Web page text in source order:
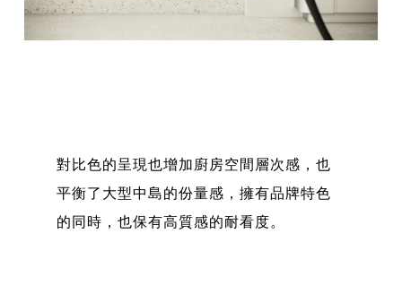
對比色的呈現也增加廚房空間層次感，也
平衡了大型中島的份量感，擁有品牌特色
的同時，也保有高質感的耐看度。